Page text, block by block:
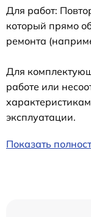
Для работ:
который прямо
ремонта
Для
работе или
эксплуатации.
Показать